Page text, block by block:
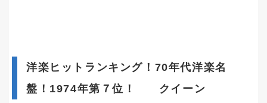
洋楽ヒットランキング！70年代洋楽名
盤！1974年第７位！ クイーン